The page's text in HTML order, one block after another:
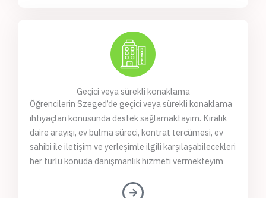
Geçici veya sürekli konaklama
Öğrencilerin Szeged’de geçici veya sürekli konaklama
ihtiyaçları konusunda destek sağlamaktayım. Kiralık
daire arayışı, ev bulma süreci, kontrat tercümesi, ev
sahibi ile iletişim ve yerleşimle ilgili karşılaşabilecekleri
her türlü konuda danışmanlık hizmeti vermekteyim